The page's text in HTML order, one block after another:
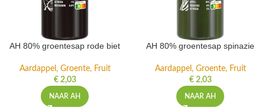
AH 80% groentesap rode biet
Aardappel, Groente, Fruit
€2,03
NAAR AH
AH 80% groentesap spinazie
Aardappel, Groente, Fruit
€2,03
NAAR AH